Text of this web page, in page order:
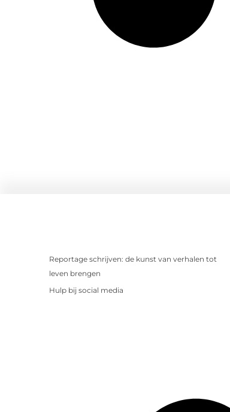
Reportage schrijven: de kunst van verhalen tot
leven brengen
Hulp bij social media